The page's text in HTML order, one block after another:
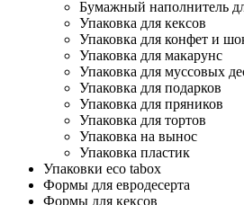
Бумажный наполнитель
Упаковка для кексов
Упаковка для конфет и
Упаковка для макарунс
Упаковка для муссовых
Упаковка для подарков
Упаковка для пряников
Упаковка для тортов
Упаковка на вынос
Упаковка пластик
Упаковки eco tabox
Формы для евродесерта
Формы для кексов